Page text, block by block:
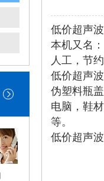
低价超声
本机又名
人工，节
低价超声
伪塑料瓶
电脑，鞋
等。
低价超声